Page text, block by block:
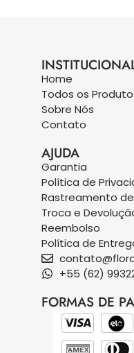
Home
Todos os
Sobre Nós
Contato
AJUDA
Garantia
Política de
Rastreamento
Troca e
Reembolso
Política de
+55 (62)
FORMAS DE